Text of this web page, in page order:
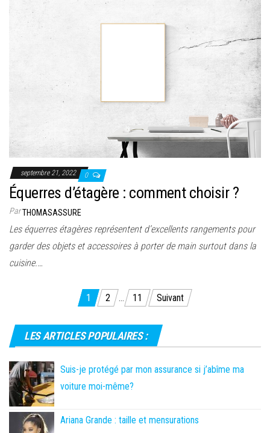
septembre 21, 2022 0
Équerres d’étagère : comment choisir ?
ParTHOMASASSURE
Les équerres étagères représentent d’excellents rangements pour
garder des objets et accessoires à porter de main surtout dans la
cuisine.…
1 2 … 11 Suivant
LES ARTICLES POPULAIRES :
Suis-je protégé par mon assurance si j’abîme ma
voiture moi-même?
Ariana Grande : taille et mensurations